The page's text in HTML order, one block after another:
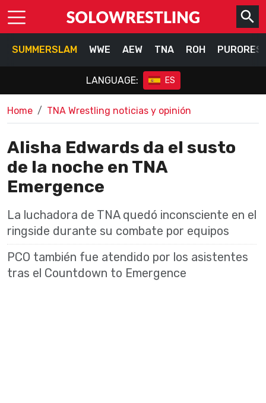
SUMMERSLAM WWE AEW TNA ROH
LANGUAGE: ES
Home TNA Wrestling noticias y opinión
Alisha Edwards da el susto
de la noche en TNA
Emergence
La luchadora de TNA quedó inconsciente en el
ringside durante su combate por equipos
PCO también fue atendido por los asistentes
tras el Countdown to Emergence